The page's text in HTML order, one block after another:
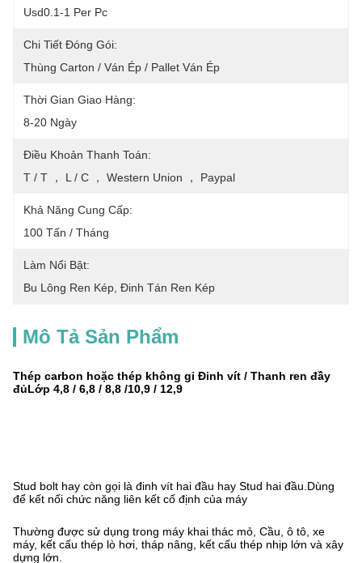
Usd0.1-1 Per Pc
Chi Tiết Đóng Gói:
Thùng Carton / Ván Ép / Pallet Ván Ép
Thời Gian Giao Hàng:
8-20 Ngày
Điều Khoản Thanh Toán:
T / T ， L / C ， Western Union ， Paypal
Khả Năng Cung Cấp:
100 Tấn / Tháng
Làm Nổi Bật:
Bu Lông Ren Kép Đinh Tán Ren Kép
Mô Tả Sản Phẩm
Thép carbon hoặc thép không gỉ Đinh vít / Thanh ren đầy
đủLớp 4,8 / 6,8 / 8,8 /10,9 / 12,9
Stud bolt hay còn gọi là đinh vít hai đầu hay Stud hai đầu.Dùng
để kết nối chức năng liên kết cố định của máy
Thường được sử dụng trong máy khai thác mỏ, Cầu, ô tô, xe
máy, kết cấu thép lò hơi, tháp nâng, kết cấu thép nhịp lớn và xây
dựng lớn.